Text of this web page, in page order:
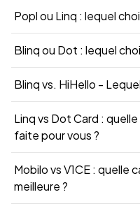
Popl ou Linq : lequel
Blinq ou Dot : lequel
Blinq vs. HiHello -
Linq vs Dot Card :
faite pour vous ?
Mobilo vs V1CE : quelle
meilleure ?